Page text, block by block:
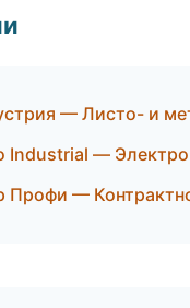
— Листо- и
Industrial —
Профи —